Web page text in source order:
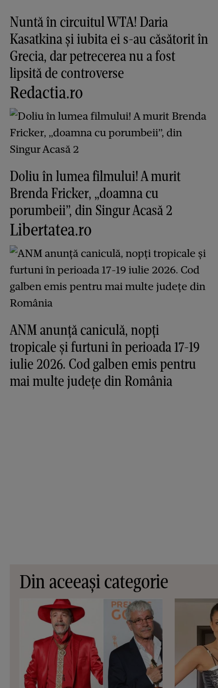
Nuntă în circuitul WTA! Daria
Kasatkina și iubita ei s-au căsătorit în
Grecia, dar petrecerea nu a fost
lipsită de controverse
Redactia.ro
Doliu în lumea filmului! A murit
Brenda Fricker, „doamna cu
porumbeii”, din Singur Acasă 2
Libertatea.ro
ANM anunță caniculă, nopți
tropicale și furtuni în perioada 17-19
iulie 2026. Cod galben emis pentru
mai multe județe din România
Din aceeași categorie